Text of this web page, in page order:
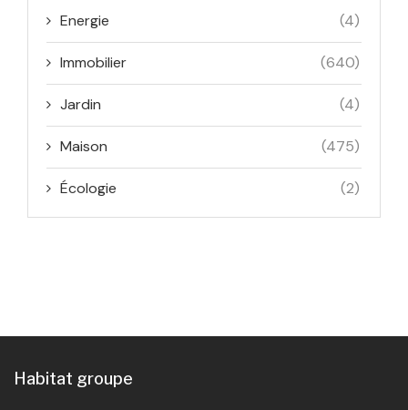
Energie (4)
Immobilier (640)
Jardin (4)
Maison (475)
Écologie (2)
Habitat groupe